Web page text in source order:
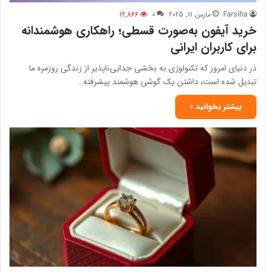
Farsiha مارس 11, 2025 0
12,866
خرید آیفون به‌صورت قسطی؛ راهکاری هوشمندانه
برای کاربران ایرانی
در دنیای امروز که تکنولوژی به بخشی جدایی‌ناپذیر از زندگی روزمره ما
تبدیل شده است، داشتن یک گوشی هوشمند پیشرفته…
بیشتر بخوانید »